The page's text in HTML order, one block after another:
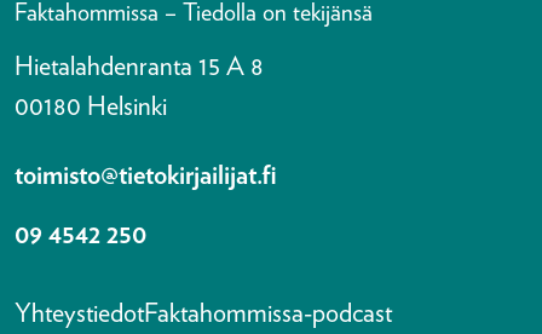
Faktahommissa – Tiedolla on tekijänsä
Hietalahdenranta 15 A 8
00180 Helsinki
toimisto@tietokirjailijat.fi
09 4542 250
YhteystiedotFaktahommissa-podcast